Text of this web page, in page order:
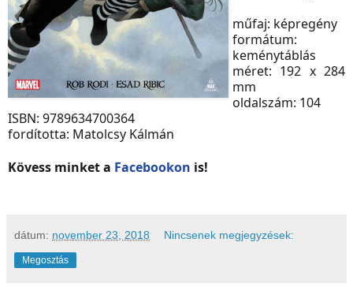
műfaj: képregény
formátum:
keménytáblás
méret: 192 x 284
mm
oldalszám: 104
ISBN: 9789634700364
fordította: Matolcsy Kálmán
Kövess minket a Facebookon is!
dátum: november 23, 2018 Nincsenek megjegyzések:
Megosztás